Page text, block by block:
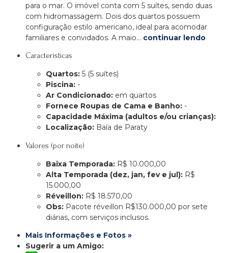
para o mar. O imóvel conta com 5 suítes, sendo duas
com hidromassagem. Dois dos quartos possuem
configuração estilo americano, ideal para acomodar
familiares e convidados. A maio… continuar lendo
Características
Quartos: 5 (5 suítes)
Piscina: -
Ar Condicionado: em quartos
Fornece Roupas de Cama e Banho: -
Capacidade Máxima (adultos e/ou crianças):
Localização: Baía de Paraty
Valores (por noite)
Baixa Temporada: R$ 10.000,00
Alta Temporada (dez, jan, fev e jul): R$
15.000,00
Réveillon: R$ 18.570,00
Obs: Pacote réveillon R$130.000,00 por sete
diárias, com serviços inclusos.
Mais Informações e Fotos »
Sugerir a um Amigo: